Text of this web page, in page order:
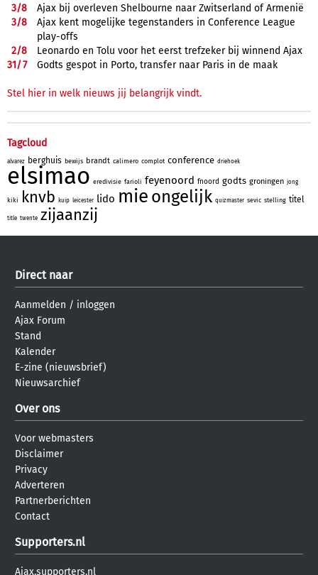
3/8
Ajax bij overleven Shelbourne naar Zwitserland of Armenië
3/8
Ajax kent mogelijke tegenstanders in Conference League
play-offs
2/8
Leonardo en Tolu voor het eerst trefzeker bij winnend Ajax
31/7 Godts gespot in Porto, transfer naar Paris in de maak
Stel hier in welk nieuws jij belangrijk vindt.
Tagcloud
alvarez berghuis bewijs brandt calimero complot conference driehoek
elsimao eredivisie farioli feyenoord fnoord godts groningen jong
kiki knvb kuip leicester lido mie ongelijk quizmaster sevic stelling titel
title twente zijaanzij
Direct naar
Aanmelden / inloggen
Ajax Forum
Stand
Kalender
E-zine (nieuwsbrief)
Nieuwsarchief
Over ons
Voor webmasters
Disclaimer
Privacy
Adverteren
Partnerberichten
Contact
Supporters.nl
Ajax.supporters.nl